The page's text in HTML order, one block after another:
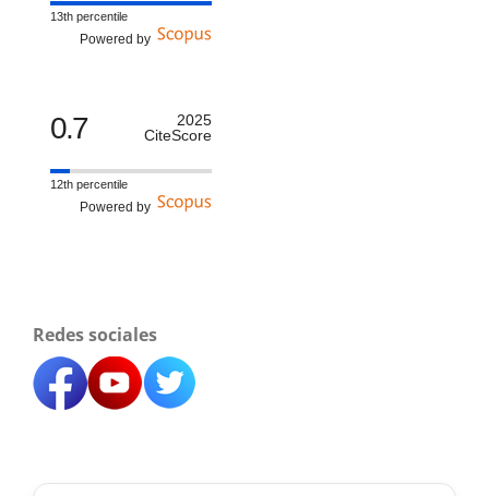
13th percentile
Powered by
0.7
2025
CiteScore
12th percentile
Powered by
Redes sociales